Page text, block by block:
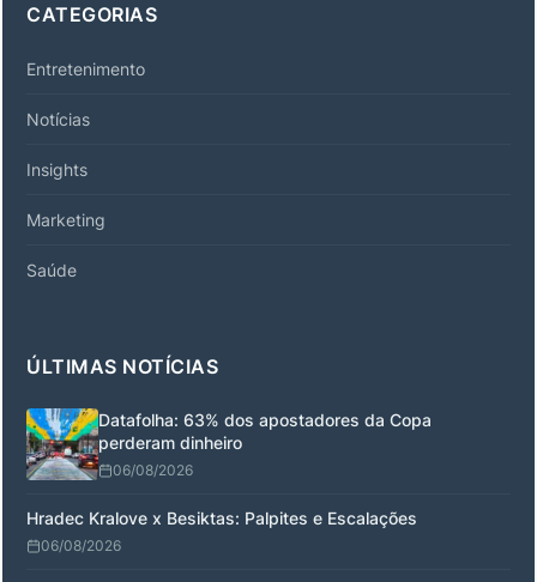
CATEGORIAS
Entretenimento
Notícias
Insights
Marketing
Saúde
ÚLTIMAS NOTÍCIAS
Datafolha: 63% dos apostadores da Copa
perderam dinheiro
06/08/2026
Hradec Kralove x Besiktas: Palpites e Escalações
06/08/2026